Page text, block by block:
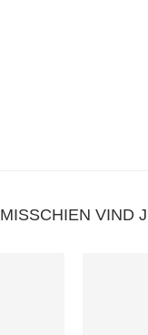
MISSCHIEN VIND